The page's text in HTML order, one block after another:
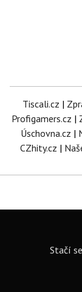
Tiscali.cz |
Profigamers.cz |
Úschovna.cz |
CZhity.cz |
Stačí